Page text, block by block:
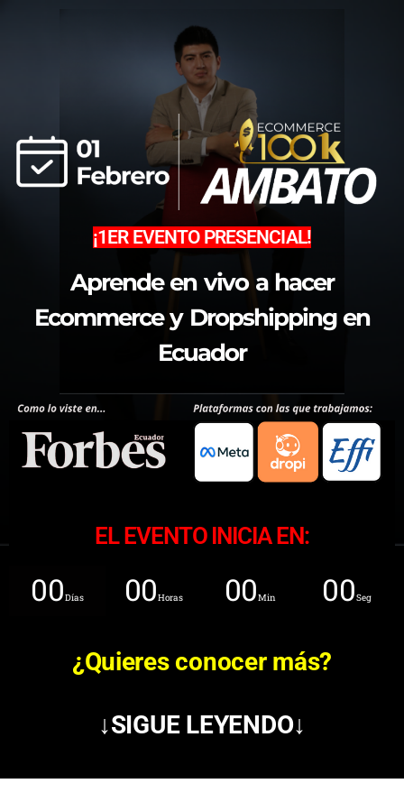
¡1ER EVENTO PRESENCIAL!
Aprende en vivo a hacer
Ecommerce y Dropshipping en
Ecuador
EL EVENTO INICIA EN:
00Días 00Horas 00Min 00Seg
¿Quieres conocer más?
↓SIGUE LEYENDO↓